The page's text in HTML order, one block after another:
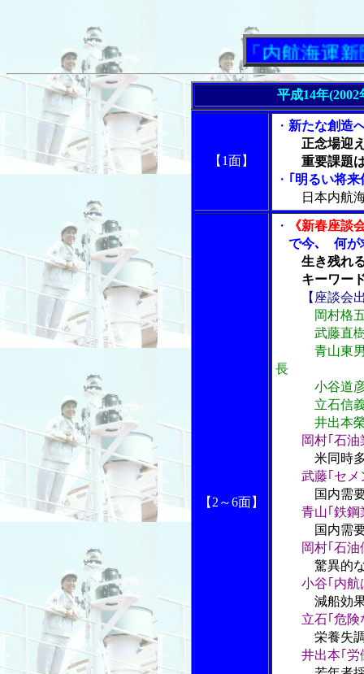
「内航海運新聞」
平成14年
【1面】
・ 新たな創造
正念場迎
重要課題
・ ｢明るい将
日本内航
【2 ～6面】
・
《新春座談
で今､ 何が
生き残れ
キーワード
【座談会
岡村格
武藤直樹･
青山東男･
長
小谷道彦･
立石信義･
井出本榮･
岡村｢石
米同時
武藤｢セメ
国内需
青山｢鉄
国内需
岡村｢石
驚異的
小谷｢内航
減船効
立石｢危
栄養失
井出本｢